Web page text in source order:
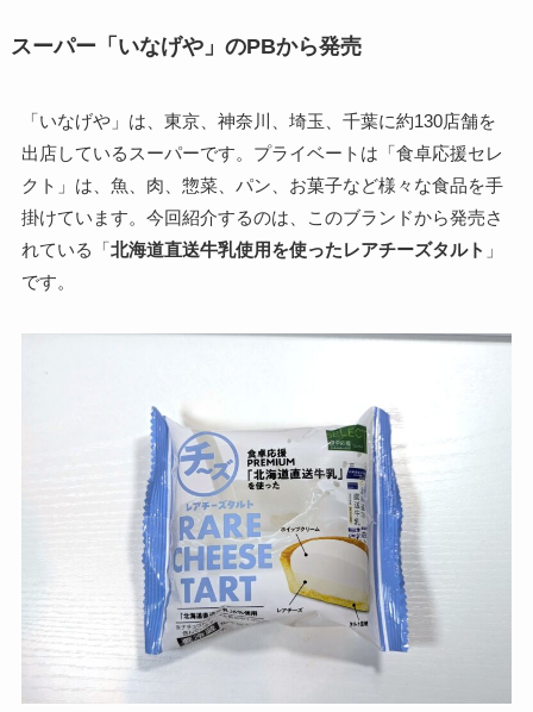
スーパー「いなげや」のPBから発売
「いなげや」は、東京、神奈川、埼玉、千葉に約130店舗を
出店しているスーパーです。プライベートは「食卓応援セレ
クト」は、魚、肉、惣菜、パン、お菓子など様々な食品を手
掛けています。今回紹介するのは、このブランドから発売さ
れている「北海道直送牛乳使用を使ったレアチーズタルト 」
です。